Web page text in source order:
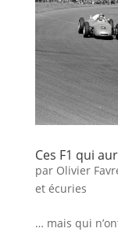
Ces F1 qui
par Olivier
et écuries
… mais qui